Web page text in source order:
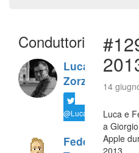
Conduttori
Luca
Zorzi
@LucaTNT
Federico
14
Luca e
a
Apple
2013.